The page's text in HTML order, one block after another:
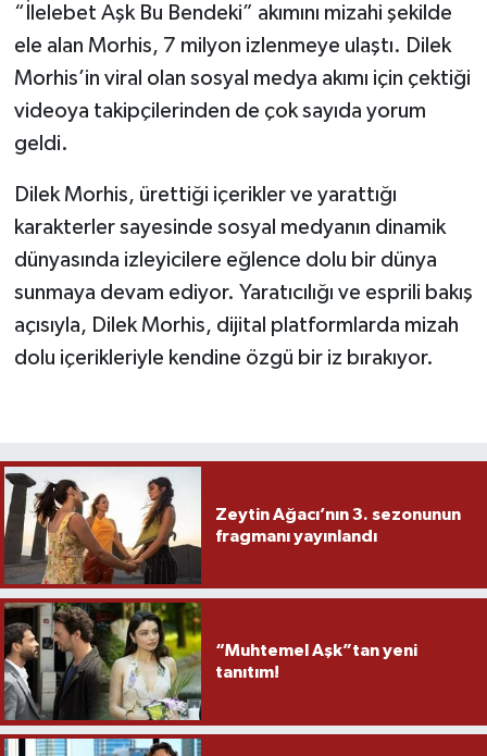
“İlelebet Aşk Bu Bendeki” akımını mizahi şekilde
ele alan Morhis, 7 milyon izlenmeye ulaştı. Dilek
Morhis’in viral olan sosyal medya akımı için çektiği
videoya takipçilerinden de çok sayıda yorum
geldi.
Dilek Morhis, ürettiği içerikler ve yarattığı
karakterler sayesinde sosyal medyanın dinamik
dünyasında izleyicilere eğlence dolu bir dünya
sunmaya devam ediyor. Yaratıcılığı ve esprili bakış
açısıyla, Dilek Morhis, dijital platformlarda mizah
dolu içerikleriyle kendine özgü bir iz bırakıyor.
Zeytin Ağacı’nın 3. sezonunun
fragmanı yayınlandı
“Muhtemel Aşk”tan yeni
tanıtım!